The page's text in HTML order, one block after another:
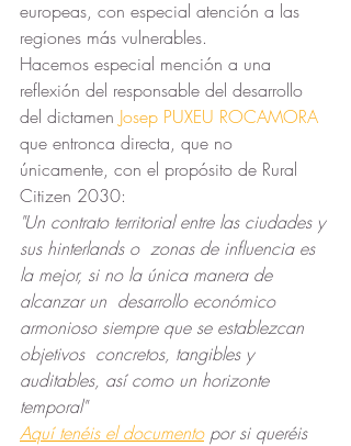
europeas, con especial atención a las
regiones más vulnerables.
Hacemos especial mención a una
reflexión del responsable del desarrollo
del dictamen Josep PUXEU ROCAMORA
que entronca directa, que no
únicamente, con el propósito de Rural
Citizen 2030:
"Un contrato territorial entre las ciudades y
sus hinterlands o  zonas de influencia es
la mejor, si no la única manera de
alcanzar un  desarrollo económico
armonioso siempre que se establezcan
objetivos  concretos, tangibles y
auditables, así como un horizonte
temporal"
Aquí tenéis el documento por si queréis